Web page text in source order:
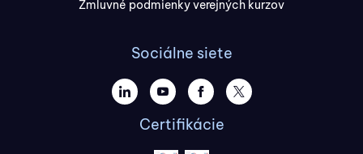
Zmluvné podmienky verejných kurzov
Sociálne siete
Certifikácie